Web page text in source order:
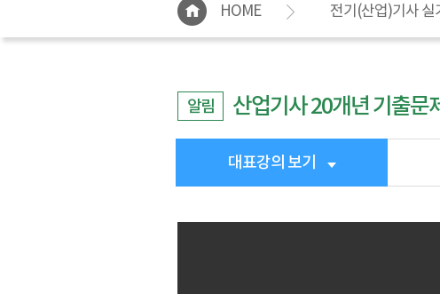
HOME 전기(산업)기사 실
알림 산업기사 20개년 기출문
대표강의 보기